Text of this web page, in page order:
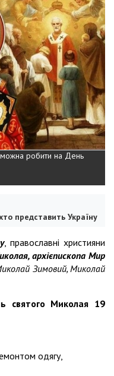
робити на День
представить Україну
, православні християни
архієпископа Мир
Зимовий, Миколай
Миколая 19
одягу,